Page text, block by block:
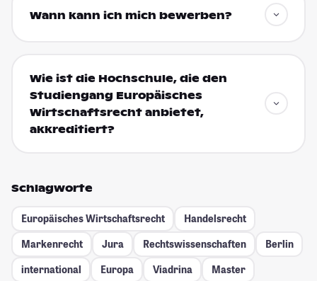
Wann kann ich mich bewerben?
Wie ist die Hochschule, die den
Studiengang Europäisches
Wirtschaftsrecht anbietet,
akkreditiert?
Schlagworte
Europäisches Wirtschaftsrecht
Handelsrecht
Markenrecht
Jura Rechtswissenschaften
Berlin
international
Europa Viadrina Master